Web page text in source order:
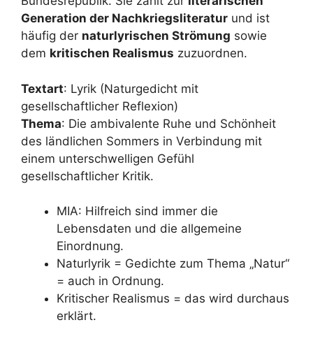
Generation der Nachkriegsliteratur und ist
häufig der naturlyrischen Strömung sowie
dem kritischen Realismus zuzuordnen.
Textart: Lyrik (Naturgedicht mit
gesellschaftlicher Reflexion)
Thema: Die ambivalente Ruhe und Schönheit
des ländlichen Sommers in Verbindung mit
einem unterschwelligen Gefühl
gesellschaftlicher Kritik.
MIA: Hilfreich sind immer die
Lebensdaten und die allgemeine
Einordnung.
Naturlyrik = Gedichte zum Thema „Natur“
= auch in Ordnung.
Kritischer Realismus = das wird durchaus
erklärt.